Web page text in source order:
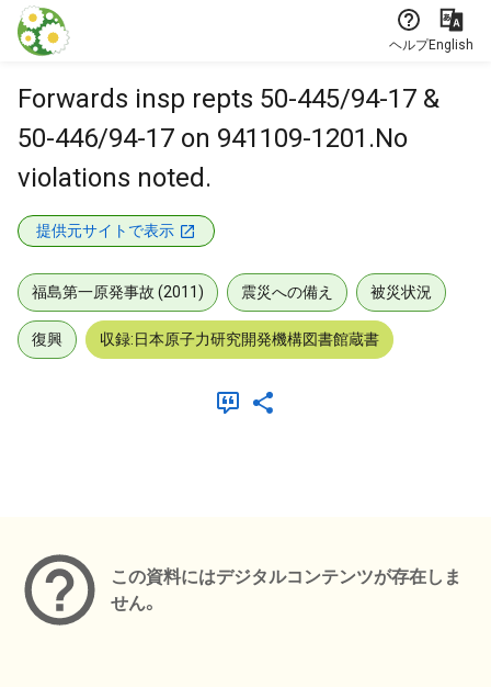
本文に飛ぶ
ヘルプEnglish
Forwards insp repts 50-445/94-17 &
50-446/94-17 on 941109-1201.No
violations noted.
提供元サイトで表示
福島第一原発事故 (2011) 震災への備え 被災状況
復興 収録:日本原子力研究開発機構図書館蔵書
この資料にはデジタルコンテンツが存在しま
せん。